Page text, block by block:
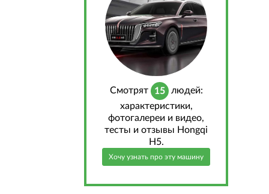
Cмотрят 15 людей:
характеристики,
фотогалереи и видео,
тесты и отзывы Hongqi
H5.
Хочу узнать про эту машину